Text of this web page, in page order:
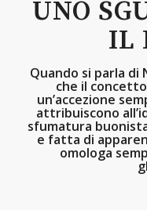
UNO
IL
Quando si parla di
che il
un’accezione
attribuiscono
sfumatura
e fatta di
omologa